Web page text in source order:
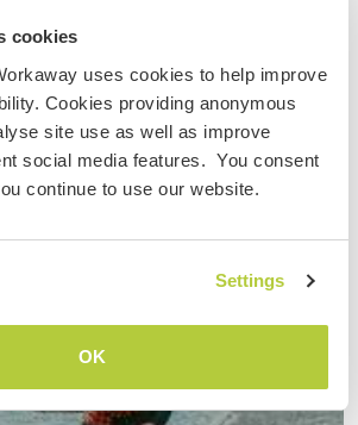
cookies
uses cookies to help improve
Cookies providing anonymous
site use as well as improve
social media features. You consent
continue to use our website.
Settings
OK